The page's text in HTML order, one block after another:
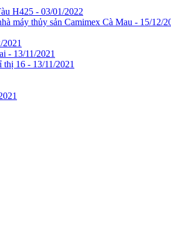
H425 - 03/01/2022
máy thủy sản Camimex Cà Mau - 15/12/
- 13/11/2021
16 - 13/11/2021